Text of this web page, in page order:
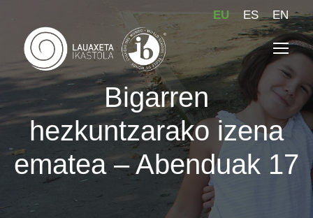
EU ES EN
Bigarren
hezkuntzarako izena
ematea – Abenduak 17